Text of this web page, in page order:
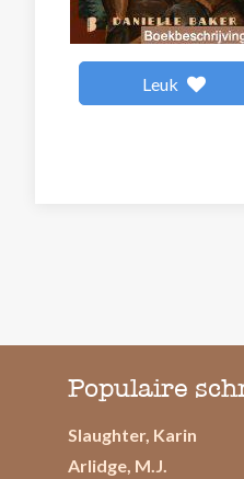
Leuk
Populaire
Slaughter, Karin
Arlidge, M.J.